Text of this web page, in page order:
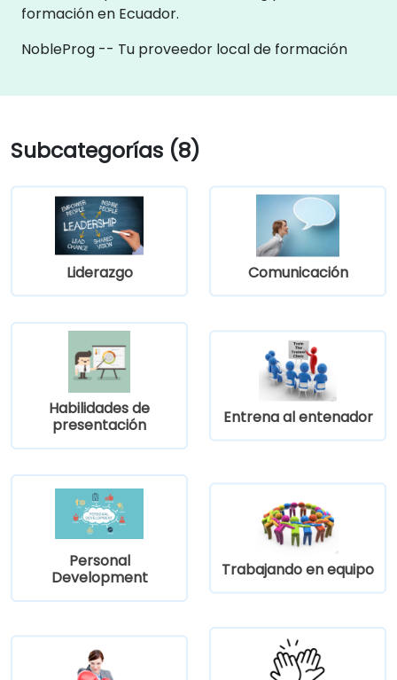
formación en Ecuador.
NobleProg -- Tu proveedor local de formación
Subcategorías (8)
Liderazgo Comunicación
Habilidades de
presentación
Entrena al entenador
Personal
Development
Trabajando en equipo